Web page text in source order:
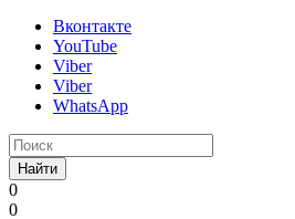
Вконтакте
YouTube
Viber
Viber
WhatsApp
Найти
0
0